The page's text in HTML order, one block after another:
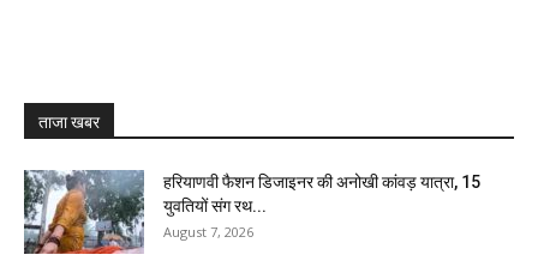
ताजा खबर
हरियाणवी फैशन डिजाइनर की अनोखी कांवड़ यात्रा, 15
युवतियों संग रथ...
August 7, 2026